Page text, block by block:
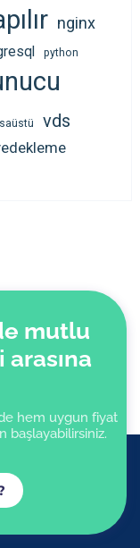
nginx
python
vds
mutlu
hem uygun fiyat
başlayabilirsiniz.